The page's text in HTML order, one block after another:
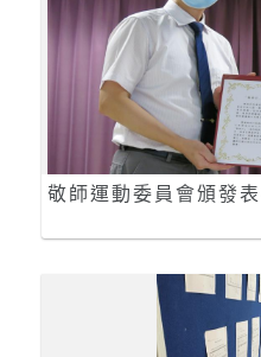
敬師運動委員會頒發